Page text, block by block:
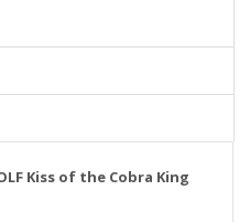
Kiss of the Cobra King